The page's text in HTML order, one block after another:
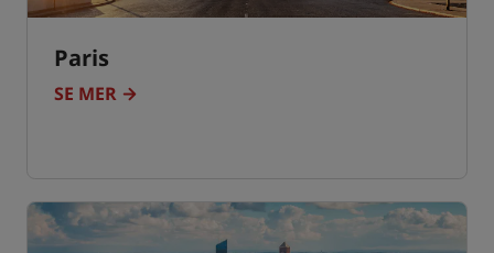
Paris
SE MER